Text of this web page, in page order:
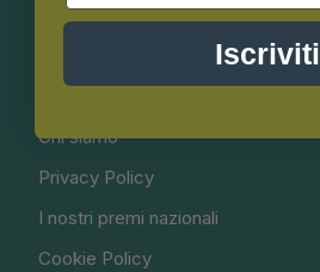
Chi siamo
Privacy Policy
I nostri premi nazionali
Cookie Policy
Iscriviti